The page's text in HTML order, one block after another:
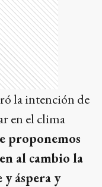
la intención de
en el clima
proponemos
al cambio la
áspera y